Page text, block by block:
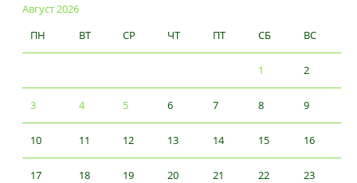
Август 2026
ПН
ВТ СР ЧТ ПТ СБ ВС
1 2
3 4 5 6 7 8 9
10 11 12 13 14 15 16
17 18 19 20 21 22 23